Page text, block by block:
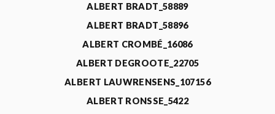
ALBERT BRADT_58889
ALBERT BRADT_58896
ALBERT CROMBÉ_16086
ALBERT DEGROOTE_22705
ALBERT LAUWRENSENS_107156
ALBERT RONSSE_5422